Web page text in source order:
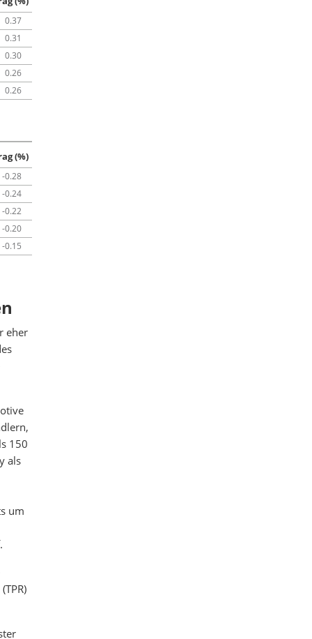
0.37
0.31
0.30
0.26
0.26
(%)
-0.28
-0.24
-0.22
-0.20
-0.15
eher
150
als
um